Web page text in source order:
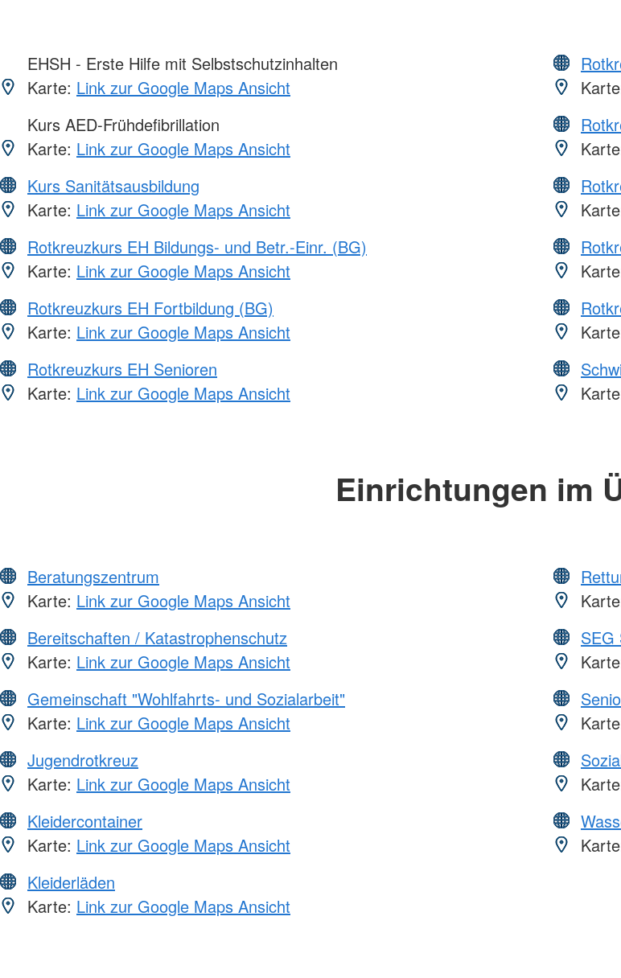
EHSH - Erste Hilfe mit Selbstschutzinhalten
Karte: Link zur Google Maps Ansicht
Kurs AED-Frühdefibrillation
Karte: Link zur Google Maps Ansicht
Kurs Sanitätsausbildung
Karte: Link zur Google Maps Ansicht
Rotkreuzkurs EH Bildungs- und Betr.-Einr. (BG)
Karte: Link zur Google Maps Ansicht
Rotkreuzkurs EH Fortbildung (BG)
Karte: Link zur Google Maps Ansicht
Rotkreuzkurs EH Senioren
Karte: Link zur Google Maps Ansicht
Einrichtungen im
Beratungszentrum
Karte: Link zur Google Maps Ansicht
Bereitschaften / Katastrophenschutz
Karte: Link zur Google Maps Ansicht
Gemeinschaft "Wohlfahrts- und Sozialarbeit"
Karte: Link zur Google Maps Ansicht
Jugendrotkreuz
Karte: Link zur Google Maps Ansicht
Kleidercontainer
Karte: Link zur Google Maps Ansicht
Kleiderläden
Karte: Link zur Google Maps Ansicht
SEG